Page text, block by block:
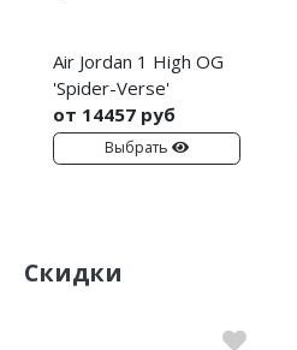
Air Jordan 1 High OG
'Spider-Verse'
от 14457 руб
Выбрать
Скидки